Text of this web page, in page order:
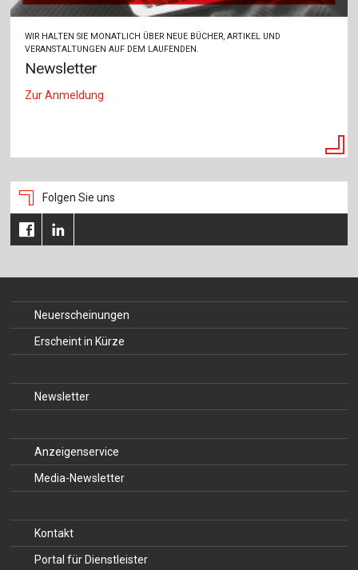
WIR HALTEN SIE MONATLICH ÜBER NEUE BÜCHER, ARTIKEL UND
VERANSTALTUNGEN AUF DEM LAUFENDEN.
Newsletter
Zur Anmeldung
Folgen Sie uns
Neuerscheinungen
Erscheint in Kürze
Newsletter
Anzeigenservice
Media-Newsletter
Kontakt
Portal für Dienstleister